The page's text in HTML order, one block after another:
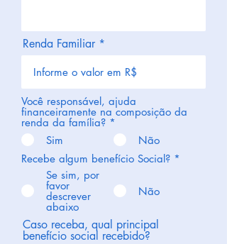
Renda Familiar
Você responsável, ajuda
financeiramente na composição da
renda da família? *
Sim
Não
Recebe algum benefício Social? *
Se sim, por
favor
descrever
abaixo
Não
Caso receba, qual principal
benefício social recebido?